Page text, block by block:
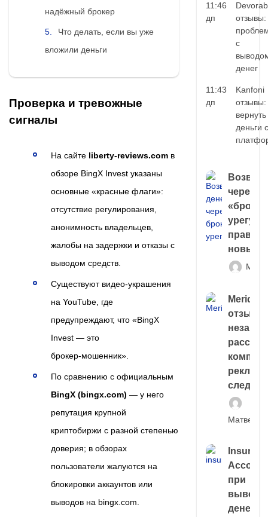
надёжный брокер
Что делать, если вы уже
вложили деньги
Проверка и тревожные
сигналы
На сайте liberty-reviews.com в
обзоре BingX Invest указаны
основные «красные флаги»:
отсутствие регулирования,
анонимность владельцев,
жалобы на задержки и отказы с
выводом средств.
Существуют видео‑украшения
на YouTube, где
предупреждают, что «BingX
Invest — это
брокер‑мошенник».
По сравнению с официальным
BingX (bingx.com) — у него
репутация крупной
криптобиржи с разной степенью
доверия; в обзорах
пользователи жалуются на
блокировки аккаунтов или
выводов на bingx.com.
11:46
дп
отзывы:
с
денег
11:43
дп
Kanfoni
отзывы:
вернуть
деньги с
через
правда
новый
следа
Матвей
Account
при
выводе
денег у